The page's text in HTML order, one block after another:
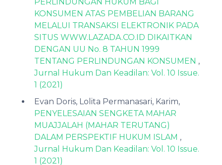
KONSUMEN ATAS PEMBELIAN BARANG
MELALUI TRANSAKSI ELEKTRONIK PADA
SITUS WWW.LAZADA.CO.ID DIKAITKAN
DENGAN UU No. 8 TAHUN 1999
TENTANG PERLINDUNGAN KONSUMEN ,
Jurnal Hukum Dan Keadilan: Vol. 10 Issue.
1 (2021)
Evan Doris, Lolita Permanasari, Karim,
PENYELESAIAN SENGKETA MAHAR
MUAJJALAH (MAHAR TERUTANG)
DALAM PERSPEKTIF HUKUM ISLAM ,
Jurnal Hukum Dan Keadilan: Vol. 10 Issue.
1 (2021)